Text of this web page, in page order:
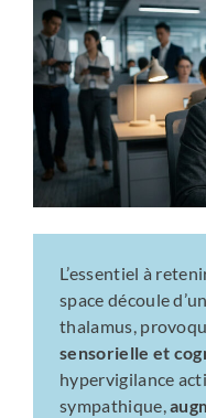
L’essentiel à
space découle
thalamus,
sensorielle et
hypervigilance
sympathique,